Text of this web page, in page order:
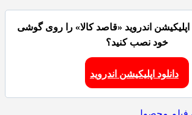
اندروید «قاصد کالا» را روی گوشی
خود نصب کنید؟
دانلود اپلیکیشن اندروید